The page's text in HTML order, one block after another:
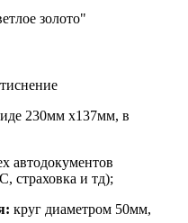
золото"
230мм х137мм, в
автодокументов
страховка и тд);
круг диаметром 50мм,